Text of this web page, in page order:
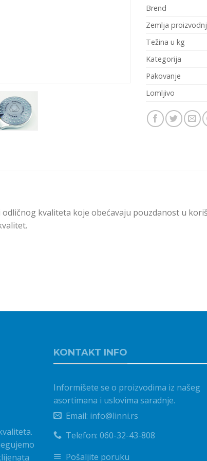
Brend
Zemlja
Težina u kg
Kategorija
Pakovanje
Lomljivo
kvaliteta koje obećavaju pouzdanost u
KONTAKT INFO
Informišete se o proizvodima iz našeg
asortimana i uslovima saradnje.
Email: info@linni.rs
Telefon: 060-32-43-808
Pošaljite poruku